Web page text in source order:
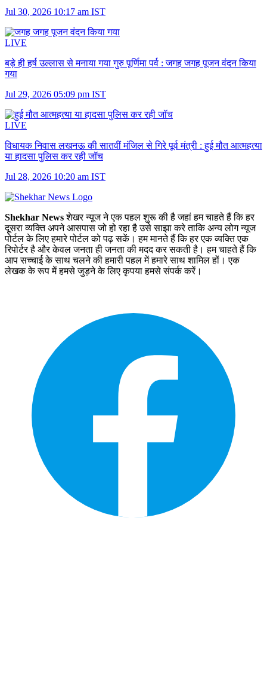
Jul 30, 2026 10:17 am IST
LIVE
बड़े ही हर्ष उल्लास से मनाया गया गुरु पूर्णिमा पर्व : जगह जगह पूजन वंदन किया
गया
Jul 29, 2026 05:09 pm IST
LIVE
विधायक निवास लखनऊ की सातवीं मंजिल से गिरे पूर्व मंत्री : हुई मौत आत्महत्या
या हादसा पुलिस कर रही जॉच
Jul 28, 2026 10:20 am IST
Shekhar Newsशेखर न्‍यूज ने एक पहल शुरू की है जहां हम चाहते हैं कि हर
दूसरा व्‍यक्ति अपने आसपास जो हो रहा है उसे साझा करे ताकि अन्‍य लोग न्‍यूज
पोर्टल के लिए हमारे पोर्टल को पढ़ सकें। हम मानते हैं कि हर एक व्यक्ति एक
रिपोर्टर है और केवल जनता ही जनता की मदद कर सकती है। हम चाहते हैं कि
आप सच्चाई के साथ चलने की हमारी पहल में हमारे साथ शामिल हों। एक
लेखक के रूप में हमसे जुड़ने के लिए कृपया हमसे संपर्क करें।